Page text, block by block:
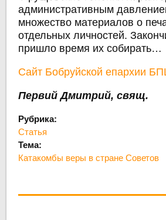
административным
множество материалов о
отдельных личностей.
пришло время их собирать…
Сайт Бобруйской епархии
Первий Дмитрий, свящ.
Рубрика:
Статья
Тема:
Катакомбы веры в стране Советов